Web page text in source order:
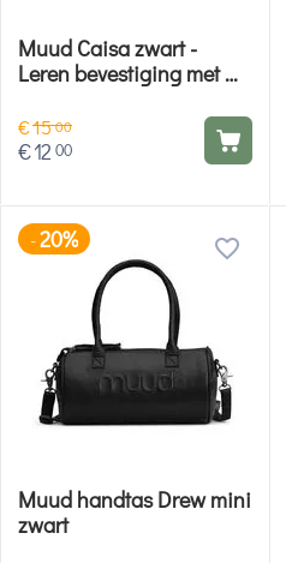
Muud Caisa zwart -
Leren bevestiging met D-
€1500
€12 00
-20%
Muud handtas Drew mini
zwart